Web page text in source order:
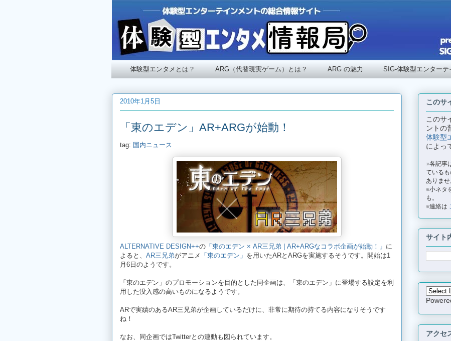
体験型エンタメとは？ ARG（代替現実ゲーム）とは？ ARG の魅力 SIG-体験型エンター
2010年1月5日
「東のエデン」AR+ARGが始動！
tag: 国内ニュース
ALTERNATIVE DESIGN++の 「東のエデン × AR三兄弟 | AR+ARGなコラボ企画が始動！」 に
よると、 AR三兄弟がアニメ 「東のエデン」 を用いたARとARGを実施するそうです。開始は1
月6日のようです。
「東のエデン」のプロモーションを目的とした同企画は、「東のエデン」に登場する設定を利
用した没入感の高いものになるようです。
ARで実績のあるAR三兄弟が企画しているだけに、非常に期待の持てる内容になりそうです
ね！
なお、同企画ではTwitterとの連動も図られています。
このサ
このサ
ントの
体験型
によっ
※各記事
ている
ありませ
※小ネタ
も。
※連絡は
サイト
アクセ